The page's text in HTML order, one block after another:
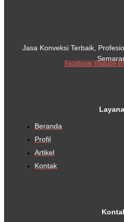
Jasa Konveksi Terbaik,
Facebook Youtube
Beranda
Profil
Artikel
Kontak